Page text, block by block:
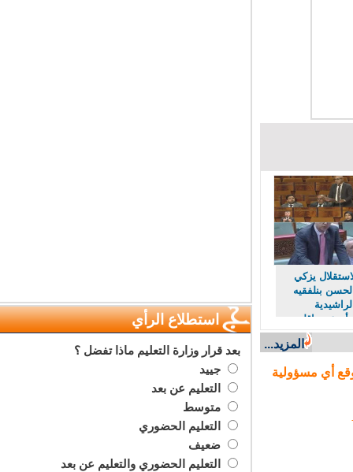
يزكي
بنلفقيه
بإقليم
المزيد...
أي مسؤولية
استطلاع الرأي
بعد قرار وزارة التعليم ماذا تفضل ؟
جييد
التعليم عن بعد
متوسط
التعليم الحضوري
ضعيف
التعليم الحضوري والتعليم عن بعد